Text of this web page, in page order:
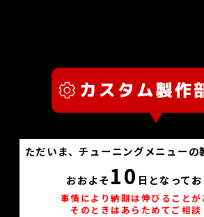
ただいま、チューニングメニューの
おおよそ 10 日となってお
事情により納期は伸びることが
そのときはあらためてご相談